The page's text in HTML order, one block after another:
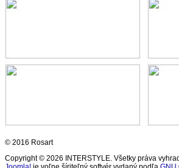
© 2016 Rosart
Copyright © 2026 INTERSTYLE. Všetky práva